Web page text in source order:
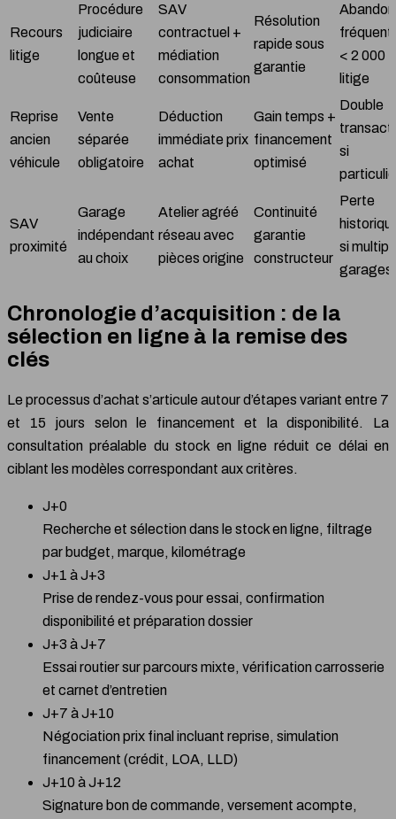
Recours
litige
Procédure
judiciaire
longue et
coûteuse
SAV
contractuel +
médiation
consommation
Résolution
rapide sous
garantie
Abandon
fréquent
< 2 000 €
litige
Reprise
ancien
véhicule
Vente
séparée
obligatoire
Déduction
immédiate prix
achat
Gain temps +
financement
optimisé
Double
si
SAV
proximité
Garage
indépendant
au choix
Atelier agréé
réseau avec
pièces origine
Continuité
garantie
constructeur
Perte
si
garages
Chronologie d’acquisition : de la
sélection en ligne à la remise des
clés
Le processus d’achat s’articule autour d’étapes variant entre 7
et 15 jours selon le financement et la disponibilité. La
consultation préalable du stock en ligne réduit ce délai en
ciblant les modèles correspondant aux critères.
J+0
Recherche et sélection dans le stock en ligne, filtrage
par budget, marque, kilométrage
J+1 à J+3
Prise de rendez-vous pour essai, confirmation
disponibilité et préparation dossier
J+3 à J+7
Essai routier sur parcours mixte, vérification carrosserie
et carnet d’entretien
J+7 à J+10
Négociation prix final incluant reprise, simulation
financement (crédit, LOA, LLD)
J+10 à J+12
Signature bon de commande, versement acompte,